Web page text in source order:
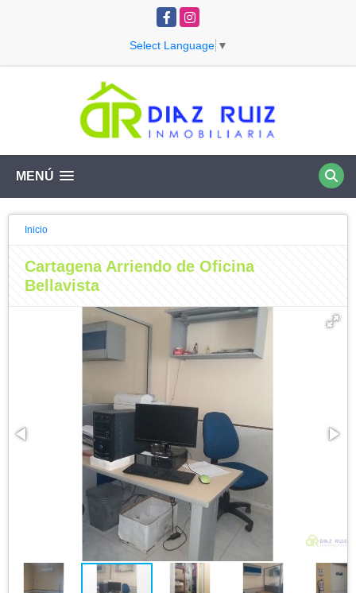
FacebookInstagram
Select Language ▼
MENÚ
Inicio
Cartagena Arriendo de Oficina
Bellavista